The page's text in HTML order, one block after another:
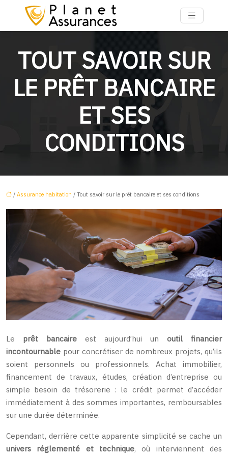
TOUT SAVOIR SUR
LE PRÊT BANCAIRE
ET SES
CONDITIONS
/ Assurance habitation / Tout savoir sur le prêt bancaire et ses conditions
Le prêt bancaire est aujourd’hui un outil financier
incontournable pour concrétiser de nombreux projets, qu’ils
soient personnels ou professionnels. Achat immobilier,
financement de travaux, études, création d’entreprise ou
simple besoin de trésorerie : le crédit permet d’accéder
immédiatement à des sommes importantes, remboursables
sur une durée déterminée.
Cependant, derrière cette apparente simplicité se cache un
univers réglementé et technique, où interviennent des